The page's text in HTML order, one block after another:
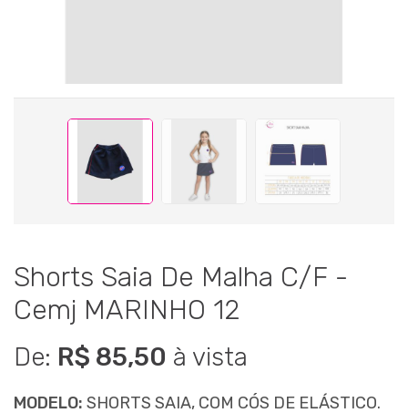
Shorts Saia De Malha C/F -
Cemj MARINHO 12
De: R$ 85,50 à vista
MODELO: SHORTS SAIA, COM CÓS DE ELÁSTICO.